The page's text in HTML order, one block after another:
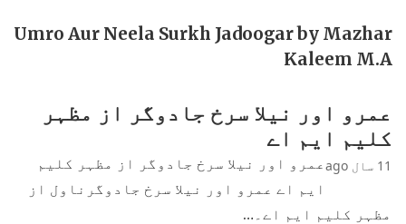
Umro Aur Neela Surkh Jadoogar by Mazhar
Kaleem M.A
عمرو اور نیلا سرخ جادوگر از مظہر
کلیم ایم اے
11 سال ago
عمرو اور نیلا سرخ جادوگر از مظہر کلیم
ایم اے عمرو اور نیلا سرخ جادوگرناول از
مظہر کلیم ایم اے۔…